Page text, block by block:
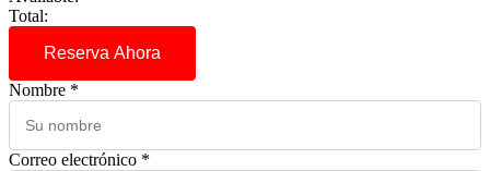
Total:
Reserva Ahora
Nombre *
Correo electrónico *